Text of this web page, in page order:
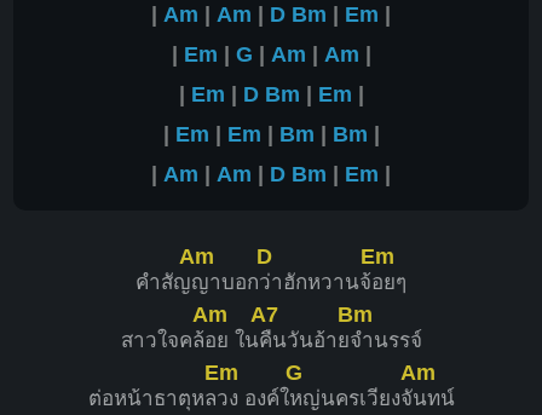
| Am | Am | D Bm | Em |
| Em | G | Am | Am |
| Em | D Bm | Em |
| Em | Em | Bm | Bm |
| Am | Am | D Bm | Em |
คำสัญ
Am
ญาบอก
D
ว่าฮักหวานจ้
Em
อยๆ
สาวใจคล้
Am
อย ใน
A7
คืนวันอ้าย
Bm
จำนรรจ์
ต่อหน้าธาตุหล
Em
วง องค์ใ
G
หญ่นครเวียงจั
Am
นทน์